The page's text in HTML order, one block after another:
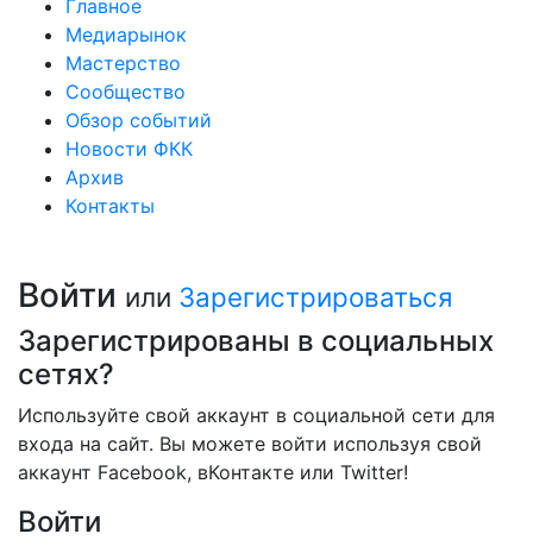
Главное
Медиарынок
Мастерство
Сообщество
Обзор событий
Новости ФКК
Архив
Контакты
Войти или Зарегистрироваться
Зарегистрированы в социальных
сетях?
Используйте свой аккаунт в социальной сети для
входа на сайт. Вы можете войти используя свой
аккаунт Facebook, вКонтакте или Twitter!
Войти